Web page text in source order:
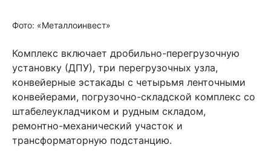
Фото: «Металлоинвест»
Комплекс включает дробильно-перегрузочную
установку (ДПУ), три перегрузочных узла,
конвейерные эстакады с четырьмя ленточными
конвейерами, погрузочно-складской комплекс со
штабелеукладчиком и рудным складом,
ремонтно-механический участок и
трансформаторную подстанцию.